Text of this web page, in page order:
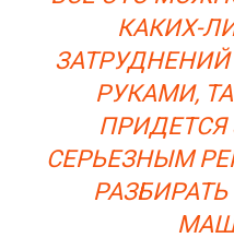
КАКИХ-
РУКАМИ,
ПРИДЕТСЯ
СЕРЬЕЗНЫМ